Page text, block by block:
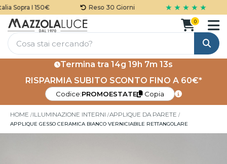
Sopra I 150€ Reso 30 Giorni ★ ★ ★ ★ ★
Cerca
0
Termina tra 14g 19h 7m 13s
RISPARMIA SUBITO SCONTO FINO A 60€*
Codice:PROMOESTATE Copia
HOME ILLUMINAZIONE INTERNI APPLIQUE DA PARETE
APPLIQUE GESSO CERAMICA BIANCO VERNICIABILE RETTANGOLARE